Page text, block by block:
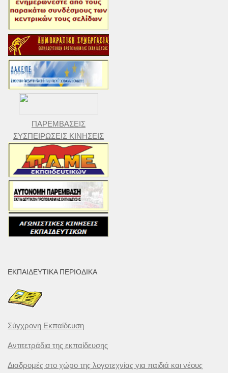
ΠΑΡΕΜΒΑΣΕΙΣ
ΣΥΣΠΕΙΡΩΣΕΙΣ ΚΙΝΗΣΕΙΣ
ΕΚΠΑΙΔΕΥΤΙΚΆ ΠΕΡΙΟΔΙΚΆ
Σύγχρονη Εκπαίδευση
Αντιτετράδια της εκπαίδευσης
Διαδρομές στο χώρο της λογοτεχνίας για παιδιά και νέους